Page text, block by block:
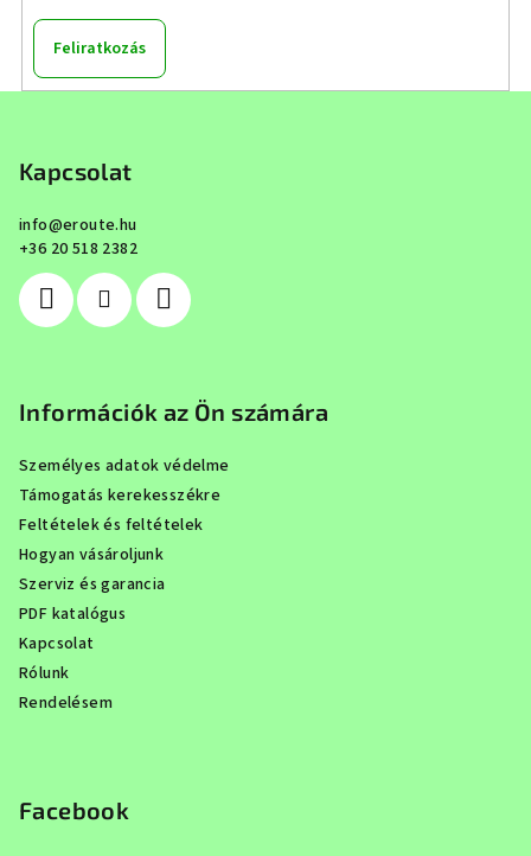
Feliratkozás
Kapcsolat
info@eroute.hu
+36 20 518 2382
Információk az Ön számára
Személyes adatok védelme
Támogatás kerekesszékre
Feltételek és feltételek
Hogyan vásároljunk
Szerviz és garancia
PDF katalógus
Kapcsolat
Rólunk
Rendelésem
Facebook